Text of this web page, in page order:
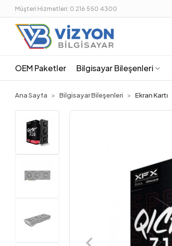
Müşteri Hizmetleri: 0 216 550 4300
OEM Paketler Bilgisayar Bileşenleri
Ana Sayfa Bilgisayar Bileşenleri Ekran Kartı